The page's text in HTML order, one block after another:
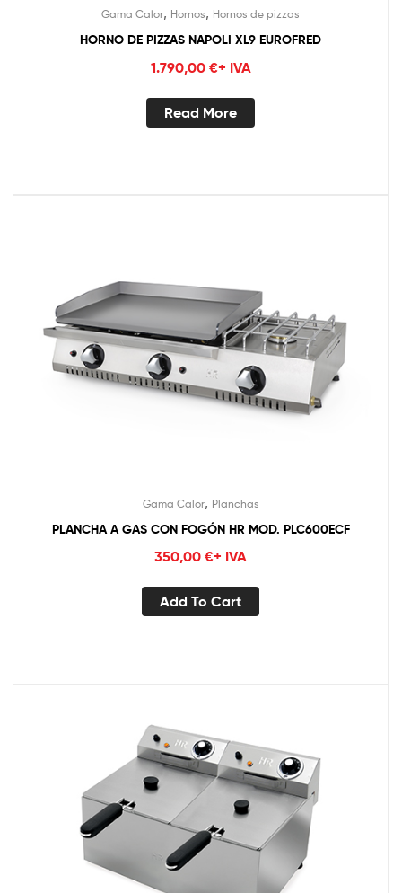
Gama Calor, Hornos, Hornos de pizzas
HORNO DE PIZZAS NAPOLI XL9 EUROFRED
1.790,00 €+ IVA
Read More
Gama Calor, Planchas
PLANCHA A GAS CON FOGÓN HR MOD. PLC600ECF
350,00 €+ IVA
Add To Cart